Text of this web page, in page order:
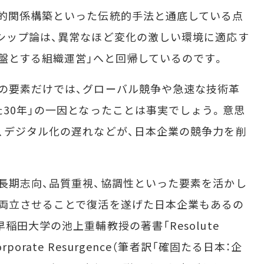
関係構築といった伝統的手法と通底している点
ップ論は、異常なほど変化の激しい環境に適応す
する組織運営」へと回帰しているのです。
素だけでは、グローバル競争や急速な技術革
年」の一因となったことは事実でしょう。意思
ジタル化の遅れなどが、日本企業の競争力を削
志向、品質重視、協調性といった要素を活かし
立させることで復活を遂げた日本企業もあるの
稲田大学の池上重輔教授の著書「Resolute
Resurgence（筆者訳「確固たる日本：企